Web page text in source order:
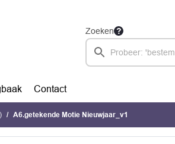
Zoeken
Contact
A6.getekende Motie Nieuwjaar_v1